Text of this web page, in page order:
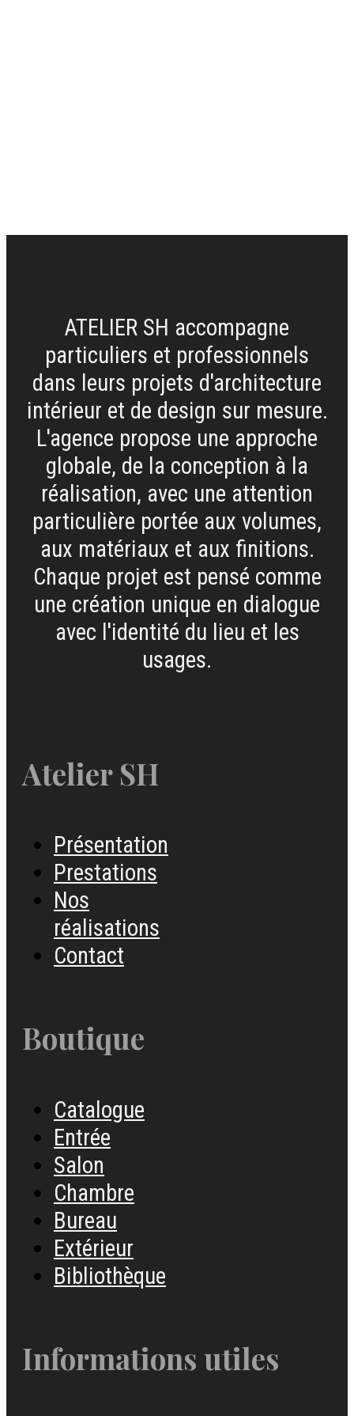
ATELIER SH accompagne
particuliers et professionnels
dans leurs projets d'architecture
intérieur et de design sur mesure.
L'agence propose une approche
globale, de la conception à la
réalisation, avec une attention
particulière portée aux volumes,
aux matériaux et aux finitions.
Chaque projet est pensé comme
une création unique en dialogue
avec l'identité du lieu et les
usages.
Atelier SH
Présentation
Prestations
Nos
réalisations
Contact
Boutique
Catalogue
Entrée
Salon
Chambre
Bureau
Extérieur
Bibliothèque
Informations utiles